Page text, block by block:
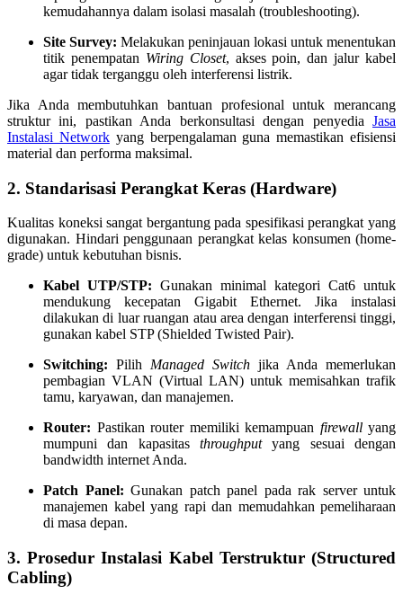
kemudahannya dalam isolasi masalah (troubleshooting).
Site Survey: Melakukan peninjauan lokasi untuk menentukan
titik penempatan Wiring Closet, akses poin, dan jalur kabel
agar tidak terganggu oleh interferensi listrik.
Jika Anda membutuhkan bantuan profesional untuk merancang
struktur ini, pastikan Anda berkonsultasi dengan penyedia Jasa
Instalasi Networkyang berpengalaman guna memastikan efisiensi
material dan performa maksimal.
2. Standarisasi Perangkat Keras (Hardware)
Kualitas koneksi sangat bergantung pada spesifikasi perangkat yang
digunakan. Hindari penggunaan perangkat kelas konsumen (home-
grade) untuk kebutuhan bisnis.
Kabel UTP/STP: Gunakan minimal kategori Cat6 untuk
mendukung kecepatan Gigabit Ethernet. Jika instalasi
dilakukan di luar ruangan atau area dengan interferensi tinggi,
gunakan kabel STP (Shielded Twisted Pair).
Switching: Pilih Managed Switch jika Anda memerlukan
pembagian VLAN (Virtual LAN) untuk memisahkan trafik
tamu, karyawan, dan manajemen.
Router: Pastikan router memiliki kemampuan firewallyang
mumpuni dan kapasitas throughputyang sesuai dengan
bandwidth internet Anda.
Patch Panel: Gunakan patch panel pada rak server untuk
manajemen kabel yang rapi dan memudahkan pemeliharaan
di masa depan.
3. Prosedur Instalasi Kabel Terstruktur (Structured
Cabling)